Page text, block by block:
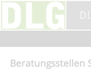
Fragen und Antworten
Checkliste
Kontakt
Sprache
Beratungsstellen
Network-wide options